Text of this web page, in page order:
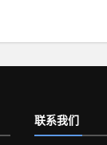
联系我们